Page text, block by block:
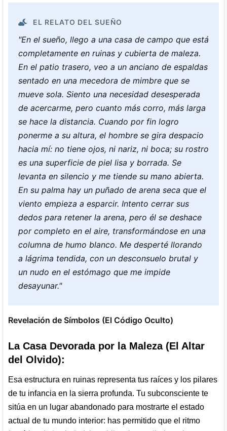
EL RELATO DEL SUEÑO
"En el sueño, llego a una casa de campo que está
completamente en ruinas y cubierta de maleza.
En el patio trasero, veo a un anciano de espaldas
sentado en una mecedora de mimbre que se
mueve sola. Siento una necesidad desesperada
de acercarme, pero cuanto más corro, más larga
se hace la distancia. Cuando por fin logro
ponerme a su altura, el hombre se gira despacio
hacia mí: no tiene ojos, ni nariz, ni boca; su rostro
es una superficie de piel lisa y borrada. Se
levanta en silencio y me tiende su mano abierta.
En su palma hay un puñado de arena seca que el
viento empieza a esparcir. Intento cerrar sus
dedos para retener la arena, pero él se deshace
por completo en el aire, transformándose en una
columna de humo blanco. Me desperté llorando
a lágrima tendida, con un desconsuelo brutal y
un nudo en el estómago que me impide
desayunar."
Revelación de Símbolos (El Código Oculto)
La Casa Devorada por la Maleza (El Altar
del Olvido):
Esa estructura en ruinas representa tus raíces y los pilares
de tu infancia en la sierra profunda. Tu subconsciente te
sitúa en un lugar abandonado para mostrarte el estado
actual de tu mundo interior: has permitido que el ritmo